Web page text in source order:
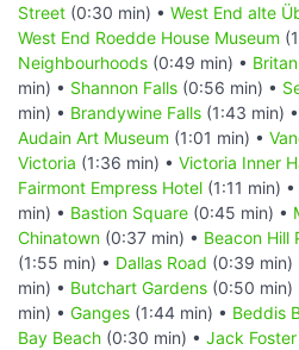
Street (0:30 min) • West End alte
West End Roedde House Museum
Neighbourhoods (0:49 min) •
min) • Shannon Falls (0:56 min) •
min) • Brandywine Falls (1:43 min) •
Audain Art Museum (1:01 min) •
Victoria (1:36 min) • Victoria Inner
Fairmont Empress Hotel (1:11 min) •
min) • Bastion Square (0:45 min) •
Chinatown (0:37 min) • Beacon Hill
(1:55 min) • Dallas Road (0:39 min)
min) • Butchart Gardens (0:50 min)
min) • Ganges (1:44 min) • Beddis
Bay Beach (0:30 min) • Jack